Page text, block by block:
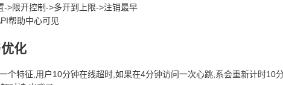
>限开控制->多开到上限->注销最早
帮助中心可见
化
个特征,用户10分钟在线超时,如果在4分钟访问一次心跳,系会重新计时10